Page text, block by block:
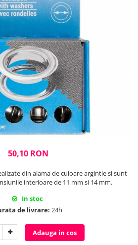
50,10 RON
din alama de culoare argintie si sunt
interioare de 11 mm si 14 mm.
In stoc
de livrare: 24h
Adauga in cos